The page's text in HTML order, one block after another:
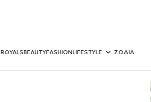
ROYALSBEAUTYFASHIONLIFESTYLE ΖΩΔΙΑ